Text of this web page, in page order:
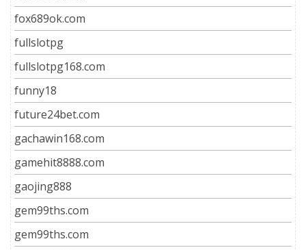
fox689ok.com
fullslotpg
fullslotpg168.com
funny18
future24bet.com
gachawin168.com
gamehit8888.com
gaojing888
gem99ths.com
gem99ths.com